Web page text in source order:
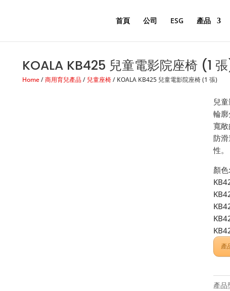
首頁 公司 ESG 產品
KOALA KB425 兒童電影院座椅 (1
Home/商用育兒產品/ 兒童座椅/ KOALA KB425 兒童電影院座椅 (1 張)
兒
輪廓
寬
防
性。
顏色:
產
產品